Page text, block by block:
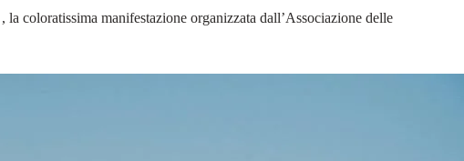
coloratissima manifestazione organizzata dall’Associazione delle